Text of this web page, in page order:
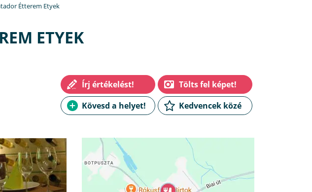
Étterem Etyek
ETYEK